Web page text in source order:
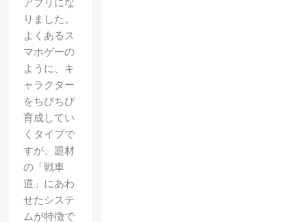
アプリにな
りました。
よくあるス
マホゲーの
ように、キ
ャラクター
をちびちび
育成してい
くタイプで
すが、題材
の「戦車
道」にあわ
せたシステ
ムが特徴で